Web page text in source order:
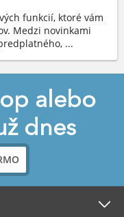
funkcií, ktoré vám
Medzi novinkami
...
alebo
dnes